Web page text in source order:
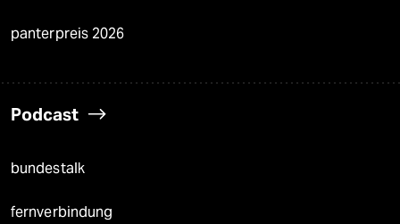
panterpreis 2026
Podcast
bundestalk
fernverbindung